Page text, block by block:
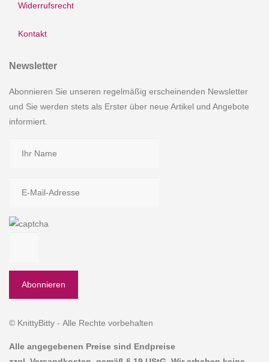
Widerrufsrecht
Kontakt
Newsletter
Abonnieren Sie unseren regelmäßig erscheinenden Newsletter
und Sie werden stets als Erster über neue Artikel und Angebote
informiert.
© KnittyBitty - Alle Rechte vorbehalten
Alle angegebenen Preise sind Endpreise